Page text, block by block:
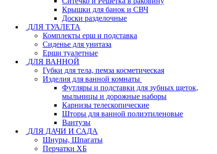
Крышки для банок и СВЧ
Доски разделочные
ДЛЯ ТУАЛЕТА
Комплекты ерш и подставка
Сиденье для унитаза
Ерши туалетные
ДЛЯ ВАННОЙ
Губки для тела, пемза косметическая
Изделия для ванной комнаты
Футляры и подставки для зубных щеток,
мыльницы и дорожные наборы
Карнизы телескопические
Шторы для ванной полиэтиленовые
Вантузы
ДЛЯ ДАЧИ И САДА
Шнуры, Шпагаты
Перчатки ХБ